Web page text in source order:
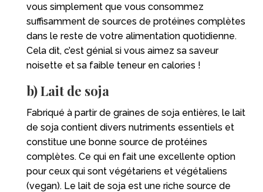
vous simplement que vous consommez
suffisamment de sources de protéines complètes
dans le reste de votre alimentation quotidienne.
Cela dit, c’est génial si vous aimez sa saveur
noisette et sa faible teneur en calories !
b) Lait de soja
Fabriqué à partir de graines de soja entières, le lait
de soja contient divers nutriments essentiels et
constitue une bonne source de protéines
complètes. Ce qui en fait une excellente option
pour ceux qui sont végétariens et végétaliens
(vegan). Le lait de soja est une riche source de